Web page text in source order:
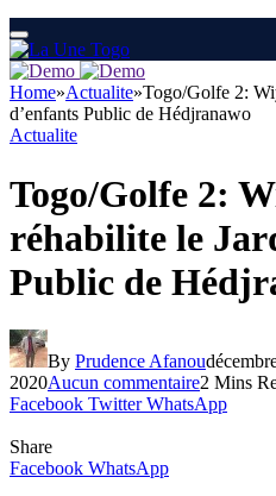
Home»Actualite»Togo/Golfe 2:
d’enfants Public de Hédjranawo
Actualite
Togo/Golfe 2:
réhabilite le
Public de
By Prudence Afanou
2020Aucun commentaire2 Mins
Facebook Twitter WhatsApp
Share
Facebook WhatsApp